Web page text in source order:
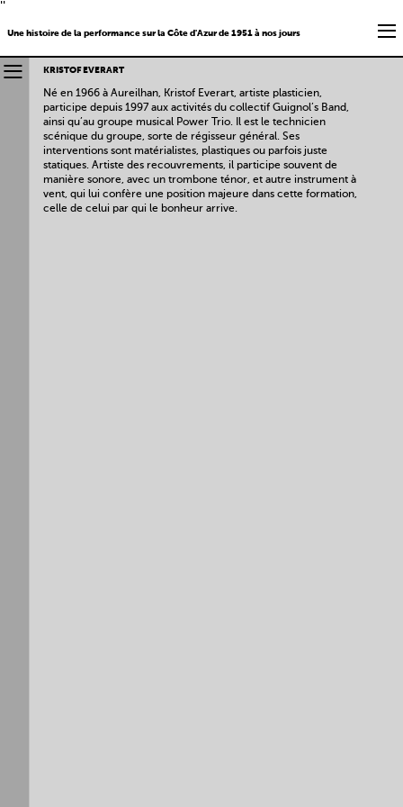
''
Une histoire de la performance sur la Côte d'Azur de 1951 à nos jours
KRISTOF EVERART
Né en 1966 à Aureilhan, Kristof Everart, artiste plasticien,
participe depuis 1997 aux activités du collectif Guignol’s Band,
ainsi qu’au groupe musical Power Trio. Il est le technicien
scénique du groupe, sorte de régisseur général. Ses
interventions sont matérialistes, plastiques ou parfois juste
statiques. Artiste des recouvrements, il participe souvent de
manière sonore, avec un trombone ténor, et autre instrument à
vent, qui lui confère une position majeure dans cette formation,
celle de celui par qui le bonheur arrive.